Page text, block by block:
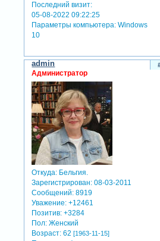
Последний визит:
05-08-2022 09:22:25
Параметры компьютера: Windows
10
admin
Администратор
Откуда: Бельгия.
Зарегистрирован: 08-03-2011
Сообщений: 8919
Уважение: +12461
Позитив: +3284
Пол: Женский
Возраст: 62[1963-11-15]